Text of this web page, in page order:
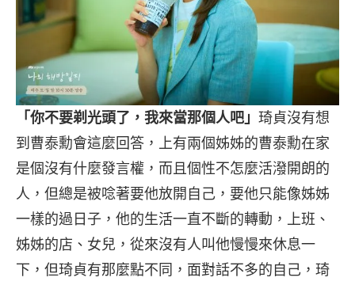
「你不要剃光頭了，我來當那個人吧」 琦貞沒有想
到曹泰勳會這麼回答，上有兩個姊姊的曹泰勳在家
是個沒有什麼發言權，而且個性不怎麼活潑開朗的
人，但總是被唸著要他放開自己，要他只能像姊姊
一樣的過日子，他的生活一直不斷的轉動，上班、
姊姊的店、女兒，從來沒有人叫他慢慢來休息一
下，但琦貞有那麼點不同，面對話不多的自己，琦